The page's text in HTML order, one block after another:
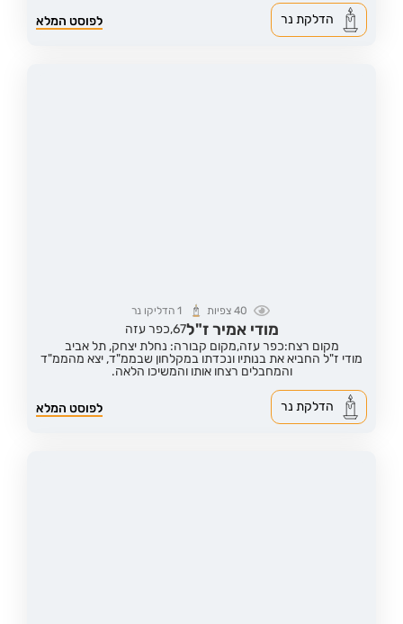
לפוסט המלא הדלקת נר
40 צפיות 1הדליקו נר
מודי אמיר ז"ל67, כפר עזה
מקום רצח:כפר עזה,מקום קבורה: נחלת יצחק, תל אביב
מודי ז"ל החביא את בנותיו ונכדתו במקלחון שבממ"ד, יצא מהממ"ד
והמחבלים רצחו אותו והמשיכו הלאה.
לפוסט המלא הדלקת נר